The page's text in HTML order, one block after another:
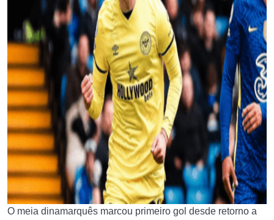
O meia dinamarquês marcou primeiro gol desde retorno a